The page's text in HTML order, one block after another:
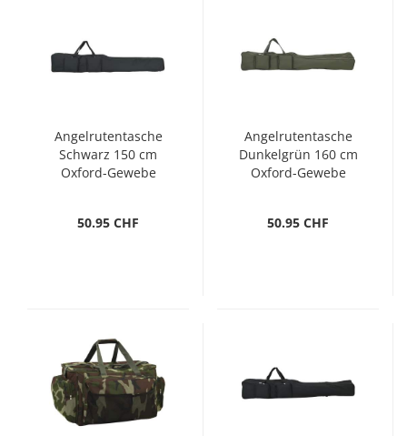
Angelrutentasche
Schwarz 150 cm
Oxford-Gewebe
50.95 CHF
Angelrutentasche
Dunkelgrün 160 cm
Oxford-Gewebe
50.95 CHF